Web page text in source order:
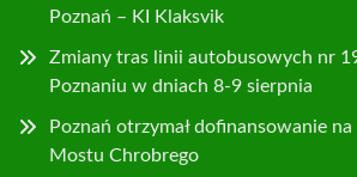
Poznań – KI Klaksvik
Zmiany tras linii autobusowych nr
Poznaniu w dniach 8-9 sierpnia
Poznań otrzymał dofinansowanie
Mostu Chrobrego